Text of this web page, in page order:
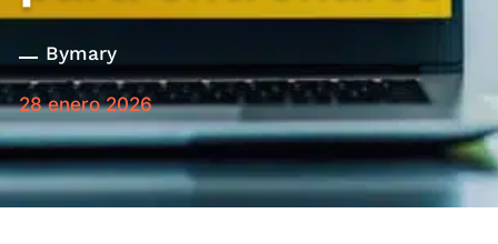
Bymary
28 enero 2026